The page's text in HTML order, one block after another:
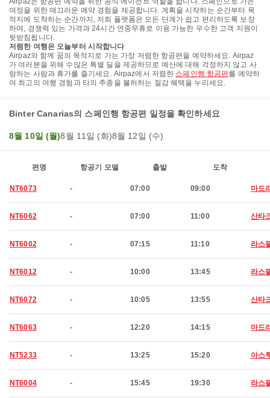
여정을 위한 매끄러운 예약 경험을 제공합니다. 계획을 시작하는 순간부터 목
적지에 도착하는 순간까지, 저희 플랫폼은 모든 단계가 쉽고 편리하도록 보장
하며, 경쟁력 있는 가격과 24시간 연중무휴로 이용 가능한 우수한 고객 지원이
뒷받침됩니다.
저렴한 여행은 오늘부터 시작합니다
Airpaz와 함께 꿈의 목적지로 가는 가장 저렴한 항공편을 예약하세요. Airpaz
가 여러분을 위해 수많은 특별 딜을 제공하므로 예산에 대해 걱정하지 않고 사
랑하는 사람과 휴가를 즐기세요. Airpaz에서 저렴한 스페인행 항공편 를 예약하
여 최고의 여행 경험과 타의 추종을 불허하는 절감 혜택을 누리세요.
Binter Canarias의 스페인행 항공편 일정을 확인하세요
8월 10일 (월)8월 11일 (화)8월 12일 (수)
편명 항공기 모델 출발 도착
NT6073 - 07:00 09:00 마드
NT6062 - 07:00 11:00 산타
NT6002 - 07:15 11:10 라스
NT6012 - 10:00 13:45 라스
NT6072 - 10:05 13:55 산타
NT6063 - 12:20 14:15 마드
NT5233 - 13:25 15:20 아스
NT6004 - 15:45 19:30 라스